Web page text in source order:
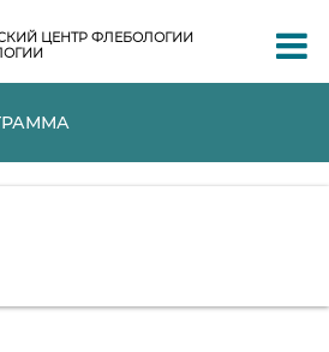
ЦЕНТР ФЛЕБОЛОГИИ